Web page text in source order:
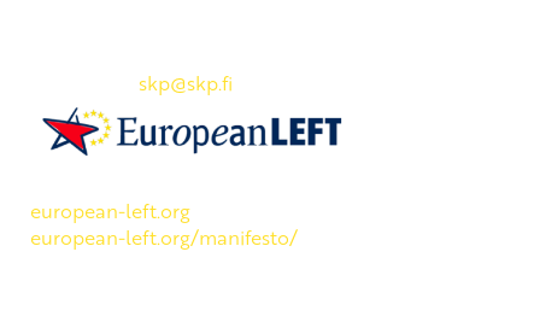
skp@skp.fi
european-left.org
european-left.org/manifesto/